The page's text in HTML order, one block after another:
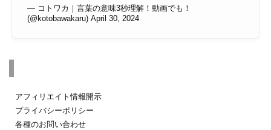
— コトワカ｜言葉の意味3秒理解！動画でも！
(@kotobawakaru) April 30, 2024
アフィリエイト情報開示
プライバシーポリシー
各種のお問い合わせ